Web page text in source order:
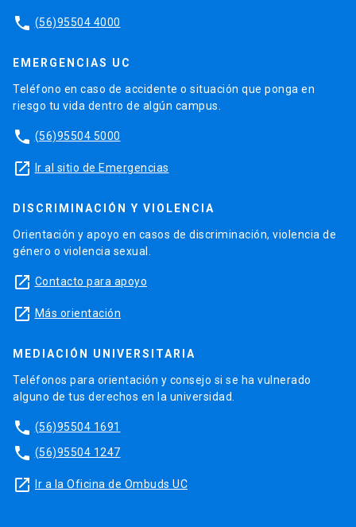
phone (56)95504 4000
EMERGENCIAS UC
Teléfono en caso de accidente o situación que ponga en
riesgo tu vida dentro de algún campus.
phone (56)95504 5000
launch Ir al sitio de Emergencias
DISCRIMINACIÓN Y VIOLENCIA
Orientación y apoyo en casos de discriminación, violencia de
género o violencia sexual.
launch Contacto para apoyo
launch Más orientación
MEDIACIÓN UNIVERSITARIA
Teléfonos para orientación y consejo si se ha vulnerado
alguno de tus derechos en la universidad.
phone (56)95504 1691
phone (56)95504 1247
launch Ir a la Oficina de Ombuds UC